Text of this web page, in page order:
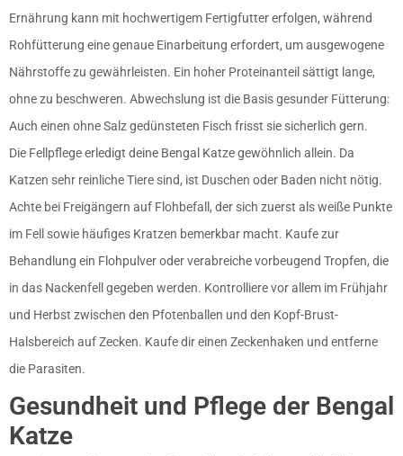
Ernährung kann mit hochwertigem Fertigfutter erfolgen, während
Rohfütterung eine genaue Einarbeitung erfordert, um ausgewogene
Nährstoffe zu gewährleisten. Ein hoher Proteinanteil sättigt lange,
ohne zu beschweren. Abwechslung ist die Basis gesunder Fütterung:
Auch einen ohne Salz gedünsteten Fisch frisst sie sicherlich gern.
Die Fellpflege erledigt deine Bengal Katze gewöhnlich allein. Da
Katzen sehr reinliche Tiere sind, ist Duschen oder Baden nicht nötig.
Achte bei Freigängern auf Flohbefall, der sich zuerst als weiße Punkte
im Fell sowie häufiges Kratzen bemerkbar macht. Kaufe zur
Behandlung ein Flohpulver oder verabreiche vorbeugend Tropfen, die
in das Nackenfell gegeben werden. Kontrolliere vor allem im Frühjahr
und Herbst zwischen den Pfotenballen und den Kopf-Brust-
Halsbereich auf Zecken. Kaufe dir einen Zeckenhaken und entferne
die Parasiten.
Gesundheit und Pflege der Bengal
Katze